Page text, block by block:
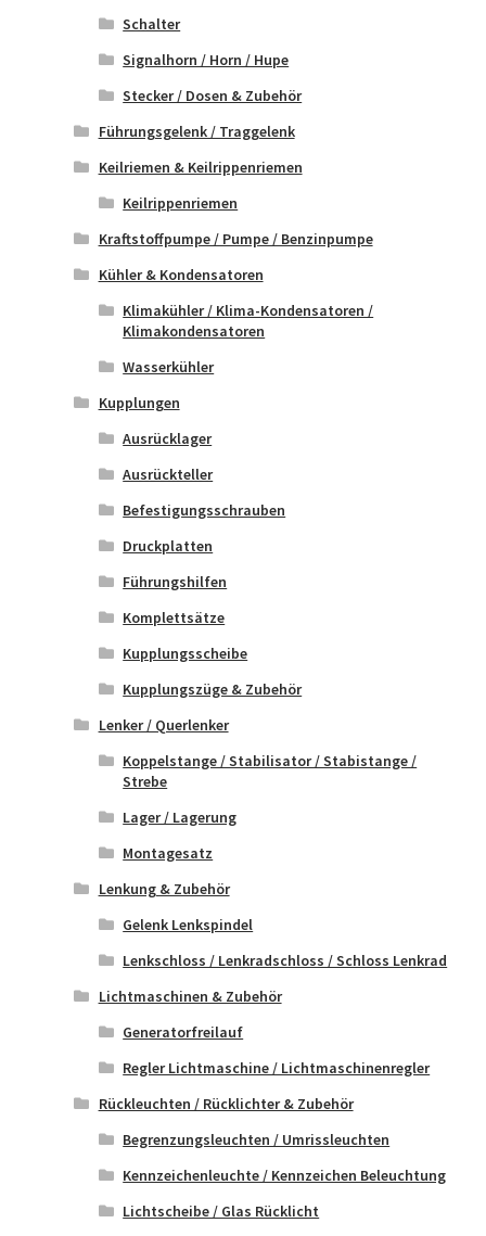
Schalter
Signalhorn / Horn / Hupe
Stecker / Dosen & Zubehör
Führungsgelenk / Traggelenk
Keilriemen & Keilrippenriemen
Keilrippenriemen
Kraftstoffpumpe / Pumpe / Benzinpumpe
Kühler & Kondensatoren
Klimakühler / Klima-Kondensatoren /
Klimakondensatoren
Wasserkühler
Kupplungen
Ausrücklager
Ausrückteller
Befestigungsschrauben
Druckplatten
Führungshilfen
Komplettsätze
Kupplungsscheibe
Kupplungszüge & Zubehör
Lenker / Querlenker
Koppelstange / Stabilisator / Stabistange /
Strebe
Lager / Lagerung
Montagesatz
Lenkung & Zubehör
Gelenk Lenkspindel
Lenkschloss / Lenkradschloss / Schloss Lenkrad
Lichtmaschinen & Zubehör
Generatorfreilauf
Regler Lichtmaschine / Lichtmaschinenregler
Rückleuchten / Rücklichter & Zubehör
Begrenzungsleuchten / Umrissleuchten
Kennzeichenleuchte / Kennzeichen Beleuchtung
Lichtscheibe / Glas Rücklicht